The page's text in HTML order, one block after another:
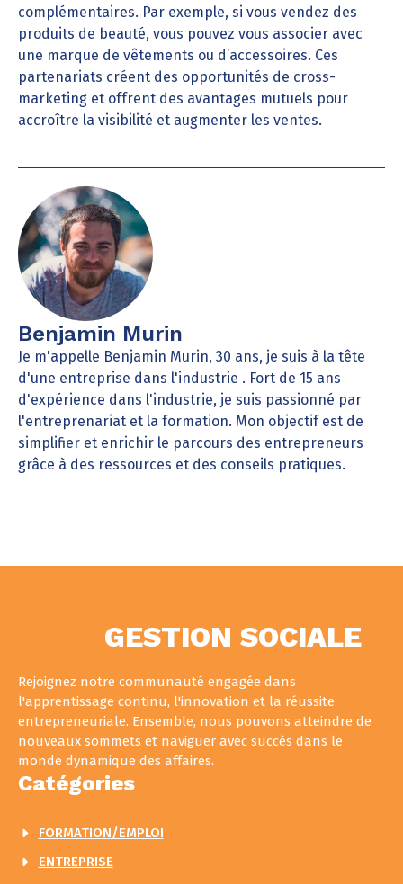
complémentaires. Par exemple, si vous vendez des
produits de beauté, vous pouvez vous associer avec
une marque de vêtements ou d’accessoires. Ces
partenariats créent des opportunités de cross-
marketing et offrent des avantages mutuels pour
accroître la visibilité et augmenter les ventes.
Benjamin Murin
Je m'appelle Benjamin Murin, 30 ans, je suis à la tête
d'une entreprise dans l'industrie . Fort de 15 ans
d'expérience dans l'industrie, je suis passionné par
l'entreprenariat et la formation. Mon objectif est de
simplifier et enrichir le parcours des entrepreneurs
grâce à des ressources et des conseils pratiques.
GESTION SOCIALE
Rejoignez notre communauté engagée dans
l'apprentissage continu, l'innovation et la réussite
entrepreneuriale. Ensemble, nous pouvons atteindre de
nouveaux sommets et naviguer avec succès dans le
monde dynamique des affaires.
Catégories
FORMATION/EMPLOI
ENTREPRISE